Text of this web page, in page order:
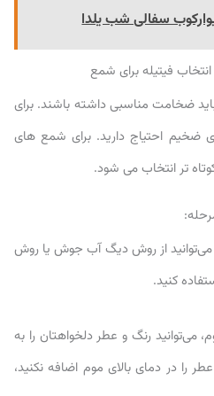
فیتیله برای شمع
باید ضخامت مناسبی داشته باشند. برای
ضخیم احتیاج دارید. برای شمع های
تر انتخاب می شود.
می‌توانید از روش دیگ آب جوش یا روش
کنید.
رنگ و عطر دلخواهتان را به
را در دمای بالای موم اضافه نکنید،